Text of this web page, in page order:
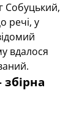
Собуцький,
речі, у
вдалося